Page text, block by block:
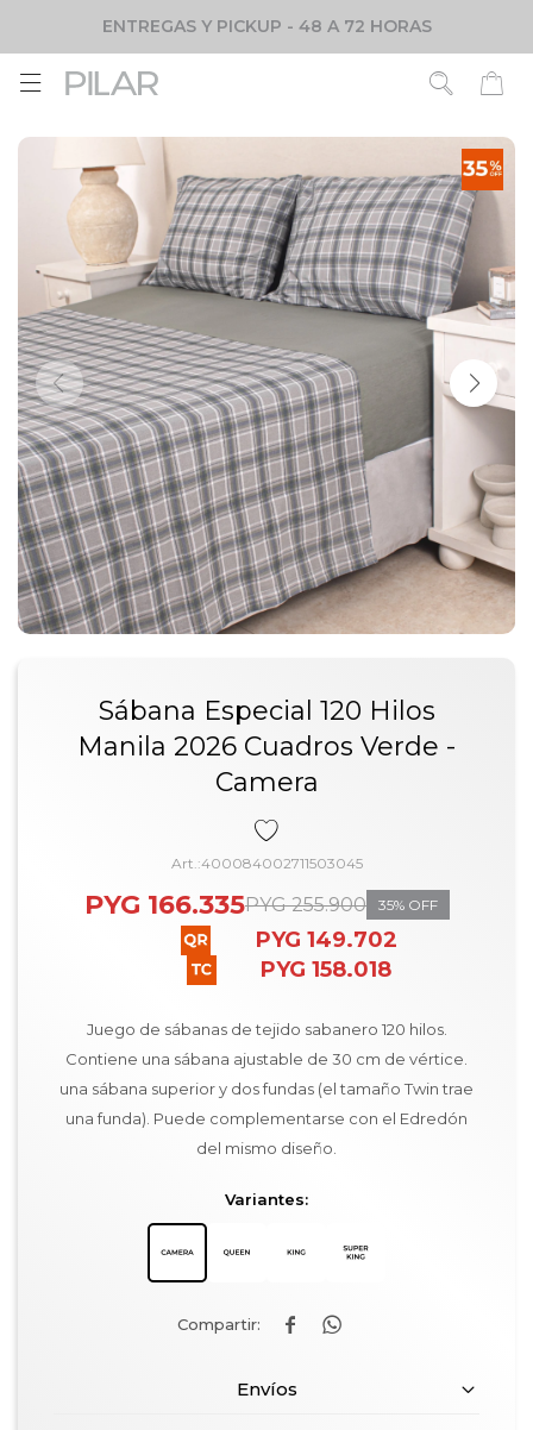
ENTREGAS Y PICKUP - 48 A 72 HORAS

Sábana Especial 120 Hilos
Manila 2026 Cuadros Verde -
Camera
400084002711503045
PYG 166.335PYG 255.900 35
PYG 149.702
PYG 158.018
Juego de sábanas de tejido sabanero 120 hilos.
Contiene una sábana ajustable de 30 cm de vértice.
una sábana superior y dos fundas (el tamaño Twin trae
una funda). Puede complementarse con el Edredón
del mismo diseño.
Variantes:
 
Envíos